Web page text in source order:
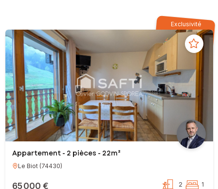
Exclusivité
Appartement - 2 pièces - 22m²
Le Biot(74430)
65 000 € 2 1